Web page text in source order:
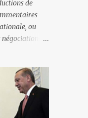
ne trouvent
de tous les
Et
de
ou
Rappelons
17
l'objet d'un
portaient